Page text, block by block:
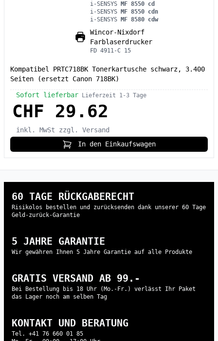
i-SENSYS MF 8550 cd
i-SENSYS MF 8550 cdn
i-SENSYS MF 8580 cdw
Wincor-Nixdorf
Farblaserdrucker
FD 4911-C 15
Kompatibel PRTC718BK Tonerkartusche schwarz, 3.400
Seiten (ersetzt Canon 718BK)
Sofort lieferbar Lieferzeit 1-3 Tage
CHF 29.62
inkl. MwSt
zzgl. Versand
In den Einkaufswagen
60 TAGE RÜCKGABERECHT
Risikolos bestellen und zurücksenden dank unserer 60 Tage
Geld-zurück-Garantie
5 JAHRE GARANTIE
Wir gewähren Ihnen 5 Jahre Garantie auf alle Produkte
GRATIS VERSAND AB 99.-
Bei Bestellung bis 18 Uhr (Mo.-Fr.) verlässt Ihr Paket
das Lager noch am selben Tag
KONTAKT UND BERATUNG
Tel. +41 76 660 01 85